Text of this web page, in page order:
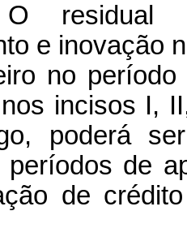
de
e inovação
no
incisos I,
poderá
de
de